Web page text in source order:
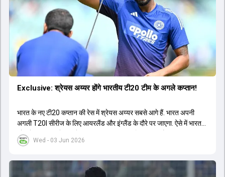
Wed - 03 Jun 2026
Exclusive: श्रेयस अय्यर होंगे भारतीय टी20 टीम के अगले कप्तान!
भारत के नए टी20 कप्तान की रेस में श्रेयस अय्यर सबसे आगे हैं. भारत अपनी
अगली T20I सीरीज के लिए आयरलैंड और इंग्लैंड के दौरे पर जाएगा. ऐसे में भारत
को श्रेयस अय्यर के रूप में एक नया T20I कप्तान मिल सकता है.